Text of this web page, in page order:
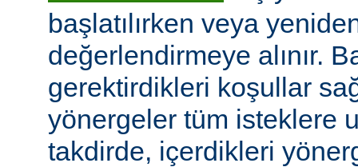
başlatılırken veya
değerlendirmeye alınır.
gerektirdikleri koşullar
yönergeler tüm isteklere
takdirde, içerdikleri